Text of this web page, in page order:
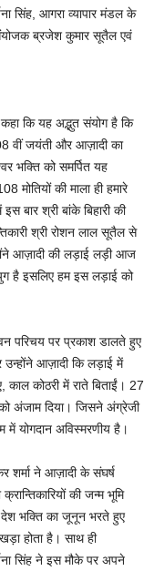
सिंह, आगरा व्यापार मंडल के
ब्रजेश कुमार सूतैल एवं
कि यह अद्भुत संयोग है कि
वीं जयंती और आज़ादी का
भक्ति को समर्पित यह
मोतियों की माला ही हमारे
बार श्री बांके बिहारी की
श्री रोशन लाल सूतैल से
आज़ादी की लड़ाई लड़ी आज
है इसलिए हम इस लड़ाई को
परिचय पर प्रकाश डालते हुए
आज़ादी कि लड़ाई में
कोठरी में राते बिताईं। 27
अंजाम दिया। जिसने अंग्रेजी
योगदान अविस्मरणीय है।
शर्मा ने आज़ादी के संघर्ष
की जन्म भूमि
देश भक्ति का जूनून भरते हुए
होता है। साथ ही
सिंह ने इस मौके पर अपने